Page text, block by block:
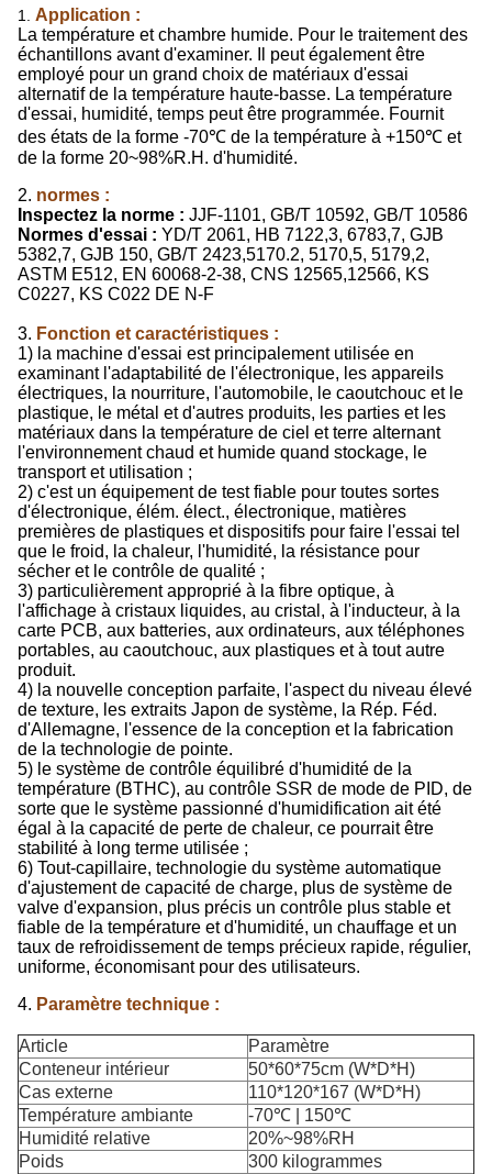
1. Application :
La température et chambre humide. Pour le traitement des
échantillons avant d'examiner. Il peut également être
employé pour un grand choix de matériaux d'essai
alternatif de la température haute-basse. La température
d'essai, humidité, temps peut être programmée. Fournit
des états de la forme -70℃ de la température à +150℃ et
de la forme 20~98%R.H. d'humidité.
2. normes :
Inspectez la norme : JJF-1101, GB/T 10592, GB/T 10586
Normes d'essai : YD/T 2061, HB 7122,3, 6783,7, GJB
5382,7, GJB 150, GB/T 2423,5170.2, 5170,5, 5179,2,
ASTM E512, EN 60068-2-38, CNS 12565,12566, KS
C0227, KS C022 DE N-F
3. Fonction et caractéristiques :
1) la machine d'essai est principalement utilisée en
examinant l'adaptabilité de l'électronique, les appareils
électriques, la nourriture, l'automobile, le caoutchouc et le
plastique, le métal et d'autres produits, les parties et les
matériaux dans la température de ciel et terre alternant
l'environnement chaud et humide quand stockage, le
transport et utilisation ;
2) c'est un équipement de test fiable pour toutes sortes
d'électronique, élém. élect., électronique, matières
premières de plastiques et dispositifs pour faire l'essai tel
que le froid, la chaleur, l'humidité, la résistance pour
sécher et le contrôle de qualité ;
3) particulièrement approprié à la fibre optique, à
l'affichage à cristaux liquides, au cristal, à l'inducteur, à la
carte PCB, aux batteries, aux ordinateurs, aux téléphones
portables, au caoutchouc, aux plastiques et à tout autre
produit.
4) la nouvelle conception parfaite, l'aspect du niveau élevé
de texture, les extraits Japon de système, la Rép. Féd.
d'Allemagne, l'essence de la conception et la fabrication
de la technologie de pointe.
5) le système de contrôle équilibré d'humidité de la
température (BTHC), au contrôle SSR de mode de PID, de
sorte que le système passionné d'humidification ait été
égal à la capacité de perte de chaleur, ce pourrait être
stabilité à long terme utilisée ;
6) Tout-capillaire, technologie du système automatique
d'ajustement de capacité de charge, plus de système de
valve d'expansion, plus précis un contrôle plus stable et
fiable de la température et d'humidité, un chauffage et un
taux de refroidissement de temps précieux rapide, régulier,
uniforme, économisant pour des utilisateurs.
4. Paramètre technique :
Article
Paramètre
Conteneur intérieur
50*60*75cm (W*D*H)
Cas externe
110*120*167 (W*D*H)
Température ambiante
-70℃ | 150℃
Humidité relative
20%~98%RH
Poids
300 kilogrammes